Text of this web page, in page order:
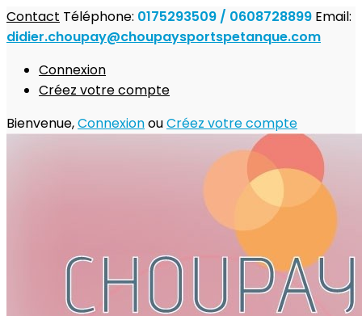
Contact Téléphone: 0175293509 / 0608728899 Email:
didier.choupay@choupaysportspetanque.com
Connexion
Créez votre compte
Bienvenue,ConnexionouCréez votre compte